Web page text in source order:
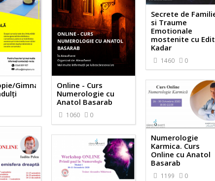
Gimnastică
Online - Curs
Numerologie cu
Anatol Basarab
1060 0
Secrete de
si Traume
Emotionale
mostenite cu
Kadar
1460 0
Numerologie
Karmica. Curs
Online cu Anatol
Basarab
1199 0